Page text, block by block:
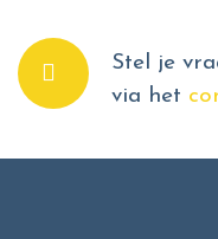
Stel je
via het